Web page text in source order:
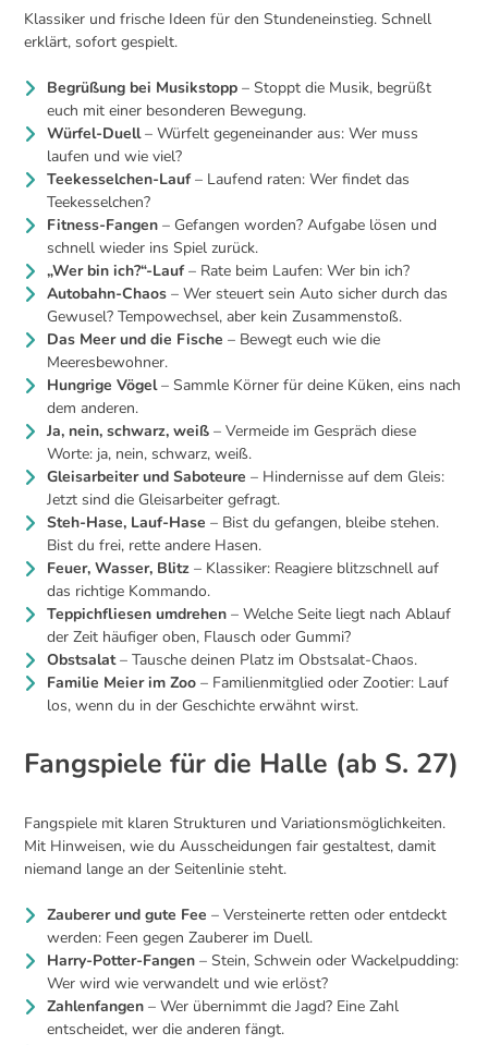
Klassiker und frische Ideen für den Stundeneinstieg. Schnell
erklärt, sofort gespielt.
Begrüßung bei Musikstopp – Stoppt die Musik, begrüßt
euch mit einer besonderen Bewegung.
Würfel-Duell– Würfelt gegeneinander aus: Wer muss
laufen und wie viel?
Teekesselchen-Lauf– Laufend raten: Wer findet das
Teekesselchen?
Fitness-Fangen – Gefangen worden? Aufgabe lösen und
schnell wieder ins Spiel zurück.
„Wer bin ich?“-Lauf– Rate beim Laufen: Wer bin ich?
Autobahn-Chaos – Wer steuert sein Auto sicher durch das
Gewusel? Tempowechsel, aber kein Zusammenstoß.
Das Meer und die Fische – Bewegt euch wie die
Meeresbewohner.
Hungrige Vögel– Sammle Körner für deine Küken, eins nach
dem anderen.
Ja, nein, schwarz, weiß – Vermeide im Gespräch diese
Worte: ja, nein, schwarz, weiß.
Gleisarbeiter und Saboteure – Hindernisse auf dem Gleis:
Jetzt sind die Gleisarbeiter gefragt.
Steh-Hase, Lauf-Hase – Bist du gefangen, bleibe stehen.
Bist du frei, rette andere Hasen.
Feuer, Wasser, Blitz – Klassiker: Reagiere blitzschnell auf
das richtige Kommando.
Teppichfliesen umdrehen – Welche Seite liegt nach Ablauf
der Zeit häufiger oben, Flausch oder Gummi?
Obstsalat– Tausche deinen Platz im Obstsalat-Chaos.
Familie Meier im Zoo – Familienmitglied oder Zootier: Lauf
los, wenn du in der Geschichte erwähnt wirst.
Fangspiele für die Halle (ab S. 27)
Fangspiele mit klaren Strukturen und Variationsmöglichkeiten.
Mit Hinweisen, wie du Ausscheidungen fair gestaltest, damit
niemand lange an der Seitenlinie steht.
Zauberer und gute Fee – Versteinerte retten oder entdeckt
werden: Feen gegen Zauberer im Duell.
Harry-Potter-Fangen – Stein, Schwein oder Wackelpudding:
Wer wird wie verwandelt und wie erlöst?
Zahlenfangen – Wer übernimmt die Jagd? Eine Zahl
entscheidet, wer die anderen fängt.